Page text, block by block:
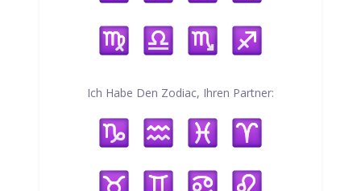
Ich Habe Den Zodiac, Ihren Partner: